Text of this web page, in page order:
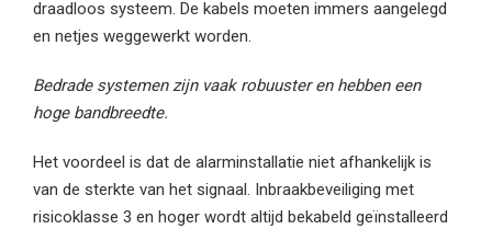
draadloos systeem. De kabels moeten immers aangelegd
en netjes weggewerkt worden.
Bedrade systemen zijn vaak robuuster en hebben een
hoge bandbreedte.
Het voordeel is dat de alarminstallatie niet afhankelijk is
van de sterkte van het signaal. Inbraakbeveiliging met
risicoklasse 3 en hoger wordt altijd bekabeld geïnstalleerd